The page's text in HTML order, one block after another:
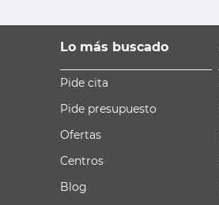
Lo más buscado
Pide cita
Pide presupuesto
Ofertas
Centros
Blog